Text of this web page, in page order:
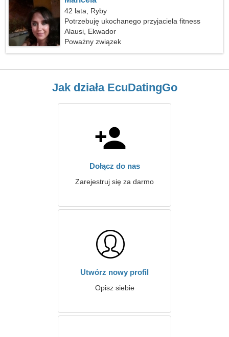
42 lata, Ryby
Potrzebuję ukochanego przyjaciela fitness
Alausi, Ekwador
Poważny związek
Jak działa EcuDatingGo
Dołącz do nas
Zarejestruj się za darmo
Utwórz nowy profil
Opisz siebie